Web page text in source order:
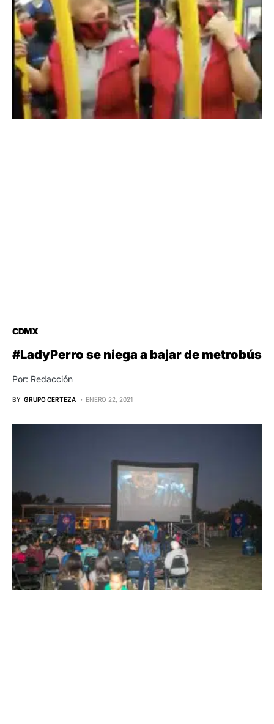
CDMX
#LadyPerro se niega a bajar de metrobús
Por: Redacción
BY GRUPO CERTEZA ENERO 22, 2021